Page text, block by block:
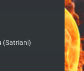
(Satriani)